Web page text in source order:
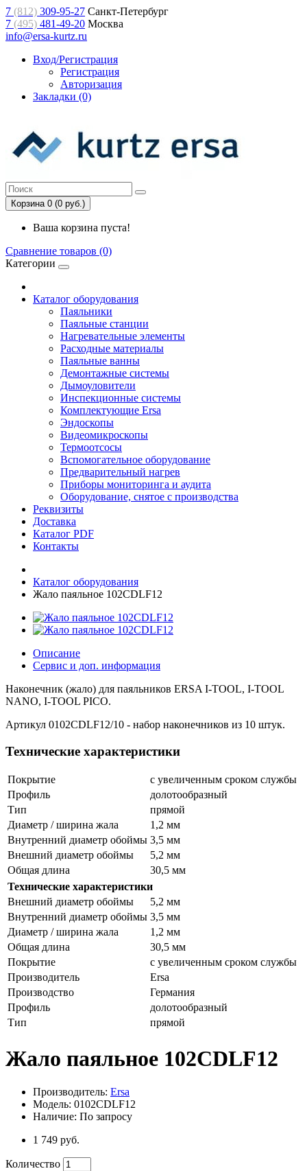
7 (812) 309-95-27 Санкт-Петербург
7 (495) 481-49-20 Москва
info@ersa-kurtz.ru
Вход/Регистрация
Регистрация
Авторизация
Закладки (0)
Корзина 0 (0 руб.)
Ваша корзина пуста!
Сравнение товаров (0)
Категории
Каталог оборудования
Паяльники
Паяльные станции
Нагревательные элементы
Расходные материалы
Паяльные ванны
Демонтажные системы
Дымоуловители
Инспекционные системы
Комплектующие Ersa
Эндоскопы
Видеомикроскопы
Термоотсосы
Вспомогательное оборудование
Предварительный нагрев
Приборы мониторинга и аудита
Оборудование, снятое с производства
Реквизиты
Доставка
Каталог PDF
Контакты
Каталог оборудования
Жало паяльное 102CDLF12
Описание
Сервис и доп. информация
Наконечник (жало) для паяльников ERSA I-TOOL, I-TOOL
NANO, I-TOOL PICO.
Артикул 0102CDLF12/10 - набор наконечников из 10 штук.
Технические характеристики
Покрытие
с увеличенным сроком службы
Профиль
долотообразный
Тип
прямой
Диаметр / ширина жала
1,2 мм
Внутренний диаметр обоймы 3,5 мм
Внешний диаметр обоймы
5,2 мм
Общая длина
30,5 мм
Технические характеристики
Внешний диаметр обоймы
5,2 мм
Внутренний диаметр обоймы 3,5 мм
Диаметр / ширина жала
1,2 мм
Общая длина
30,5 мм
Покрытие
с увеличенным сроком службы
Производитель
Ersa
Производство
Германия
Профиль
долотообразный
Тип
прямой
Жало паяльное 102CDLF12
Производитель: Ersa
Модель: 0102CDLF12
Наличие: По запросу
1 749 руб.
Количество